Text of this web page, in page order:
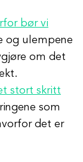
bør vi
og ulempene
om det
stort skritt
som
det er